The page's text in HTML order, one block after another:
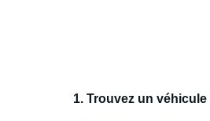
1. Trouvez un